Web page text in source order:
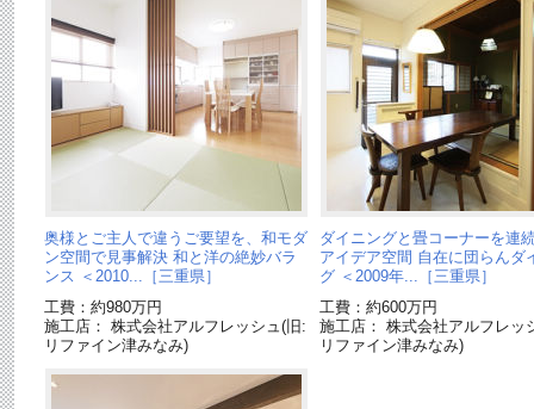
奥様とご主人で違うご要望を、和モダ
ン空間で見事解決 和と洋の絶妙バラ
ンス ＜2010...［三重県］
工費：約980万円
施工店： 株式会社アルフレッシュ(旧:
リファイン津みなみ)
ダイニングと畳コーナーを連
アイデア空間 自在に団らんダ
グ ＜2009年...［三重県］
工費：約600万円
施工店： 株式会社アルフレッ
リファイン津みなみ)